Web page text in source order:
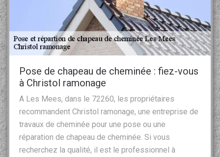
Pose de chapeau de cheminée : fiez-vous
à Christol ramonage
A Les Mees, dans le 72260, les propriétaires
recommandent Christol ramonage, une entreprise de
travaux de cheminée pour une pose ou une
réparation de chapeau de cheminée. Si vous
recherchez la qualité, il est le professionnel à